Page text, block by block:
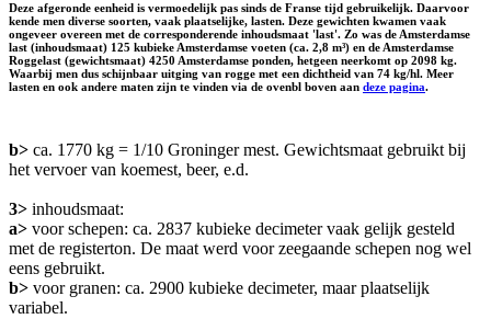
Deze afgeronde eenheid is vermoedelijk pas sinds de Franse tijd gebruikelijk. Daarvoor
kende men diverse soorten, vaak plaatselijke, lasten. Deze gewichten kwamen vaak
ongeveer overeen met de corresponderende inhoudsmaat 'last'. Zo was de Amsterdamse
last (inhoudsmaat) 125 kubieke Amsterdamse voeten (ca. 2,8 m³) en de Amsterdamse
Roggelast (gewichtsmaat) 4250 Amsterdamse ponden, hetgeen neerkomt op 2098 kg.
Waarbij men dus schijnbaar uitging van rogge met een dichtheid van 74 kg/hl. Meer
lasten en ook andere maten zijn te vinden via de ovenbl boven aan deze pagina.
b> ca. 1770 kg = 1/10 Groninger mest. Gewichtsmaat gebruikt bij
het vervoer van koemest, beer, e.d.
3> inhoudsmaat:
a> voor schepen: ca. 2837 kubieke decimeter vaak gelijk gesteld
met de registerton. De maat werd voor zeegaande schepen nog wel
eens gebruikt.
b> voor granen: ca. 2900 kubieke decimeter, maar plaatselijk
variabel.